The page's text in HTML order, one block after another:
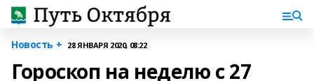
Новость + 28 ЯНВАРЯ 2020, 08:22
Гороскоп на неделю с 27